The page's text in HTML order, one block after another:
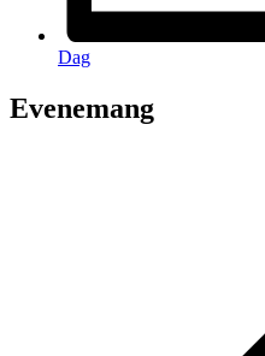
Dag
Evenemang